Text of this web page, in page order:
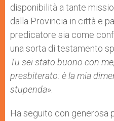
disponibilità a tante
dalla Provincia in città e
predicatore sia come
una sorta di testamento
Tu sei stato buono con
presbiterato: è la mia
stupenda».
Ha seguito con generosa